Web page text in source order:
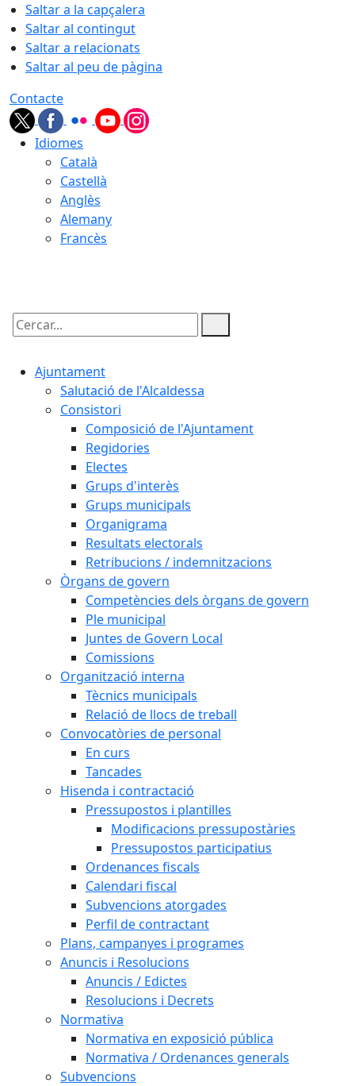
Saltar a la capçalera
Saltar al contingut
Saltar a relacionats
Saltar al peu de pàgina
Contacte
Idiomes
Català
Castellà
Anglès
Alemany
Francès
Cercar:
Ajuntament
Salutació de l'Alcaldessa
Consistori
Composició de l'Ajuntament
Regidories
Electes
Grups d'interès
Grups municipals
Organigrama
Resultats electorals
Retribucions / indemnitzacions
Òrgans de govern
Competències dels òrgans de govern
Ple municipal
Juntes de Govern Local
Comissions
Organització interna
Tècnics municipals
Relació de llocs de treball
Convocatòries de personal
En curs
Tancades
Hisenda i contractació
Pressupostos i plantilles
Modificacions pressupostàries
Pressupostos participatius
Ordenances fiscals
Calendari fiscal
Subvencions atorgades
Perfil de contractant
Plans, campanyes i programes
Anuncis i Resolucions
Anuncis / Edictes
Resolucions i Decrets
Normativa
Normativa en exposició pública
Normativa / Ordenances generals
Subvencions